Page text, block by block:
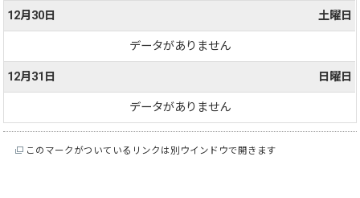
12月30日 土曜日
データがありません
12月31日 日曜日
データがありません
このマークがついているリンクは別ウインドウで開きます